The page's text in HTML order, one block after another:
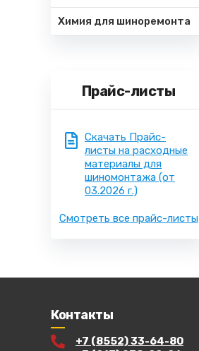
Химия для шиноремонта
Прайс-листы
Скачать Прайс-
листы на расходные
материалы для
шиномонтажа (от
03.2026 г.)
Смотреть все прайс-листы
Контакты
+7 (8552) 33-64-80